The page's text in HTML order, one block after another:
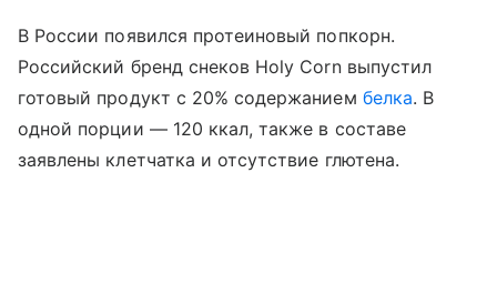
В России появился протеиновый попкорн.
Российский бренд снеков Holy Corn выпустил
готовый продукт с 20% содержанием белка. В
одной порции — 120 ккал, также в составе
заявлены клетчатка и отсутствие глютена.